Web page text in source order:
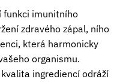
funkci imunitního
zdravého zápal, ního
která harmonicky
organismu.
ingrediencí odráží